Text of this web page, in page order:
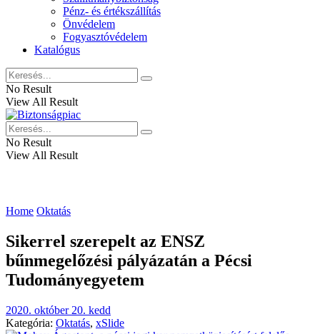
Pénz- és értékszállítás
Önvédelem
Fogyasztóvédelem
Katalógus
No Result
View All Result
No Result
View All Result
Home Oktatás
Sikerrel szerepelt az ENSZ
bűnmegelőzési pályázatán a Pécsi
Tudományegyetem
2020. október 20. kedd
Kategória: Oktatás, xSlide